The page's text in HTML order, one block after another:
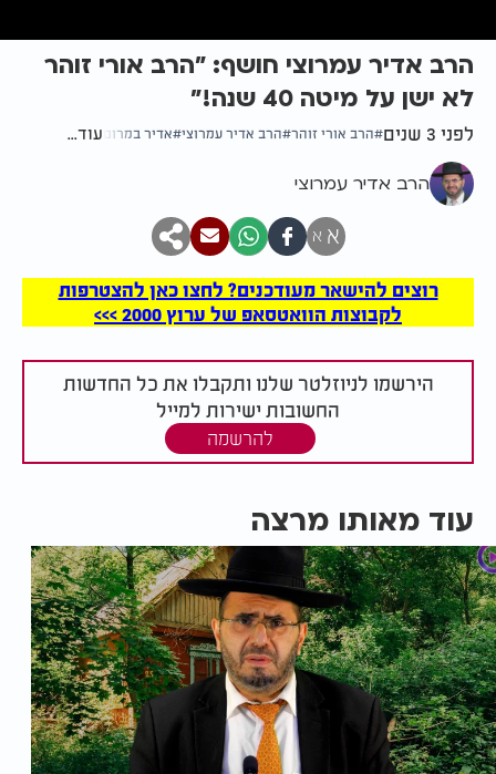
הרב אדיר עמרוצי חושף: "הרב אורי זוהר
לא ישן על מיטה 40 שנה!"
לפני 3 שנים הרב אורי זוהר הרב אדיר עמרוצי אדיר במרום עוד...
הרב אדיר עמרוצי
א א
רוצים להישאר מעודכנים? לחצו כאן להצטרפות
לקבוצות הוואטסאפ של ערוץ 2000 >>>
הירשמו לניוזלטר שלנו ותקבלו את כל החדשות
החשובות ישירות למייל
להרשמה
עוד מאותו מרצה